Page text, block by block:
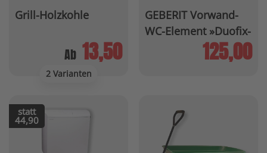
Grill-Holzkohle
2 Varianten
Ab 13,50
GEBERIT Vorwand-
WC-Element »Duofix-
125,00
statt
44,90